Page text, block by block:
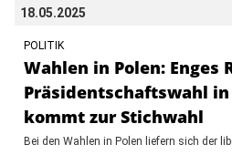
18.05.2025
POLITIK
Wahlen in Polen: Enges
Präsidentschaftswahl in
kommt zur Stichwahl
Bei den Wahlen in Polen liefern sich der